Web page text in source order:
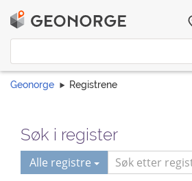
Geonorge Registrene
Søk i register
Alle registre